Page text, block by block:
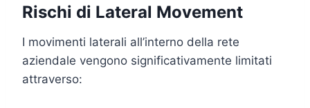
Rischi di Lateral Movement
I movimenti laterali all’interno della rete
aziendale vengono significativamente limitati
attraverso: